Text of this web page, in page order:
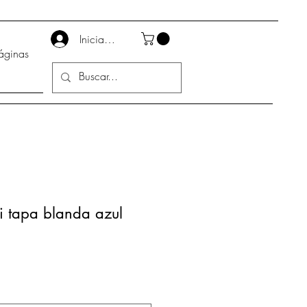
Iniciar sesión
tapa blanda azul